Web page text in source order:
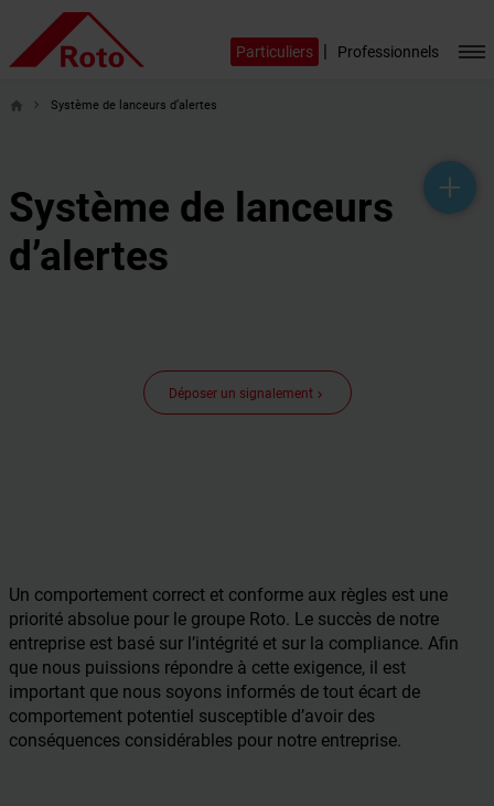
Particuliers | Professionnels
help_outline
headset_mic
mail_outline
home Système de lanceurs d’alertes
Système de lanceurs
d’alertes
Déposer un signalementkeyboard_arrow_right
Un comportement correct et conforme aux règles est une
priorité absolue pour le groupe Roto. Le succès de notre
entreprise est basé sur l’intégrité et sur la compliance. Afin
que nous puissions répondre à cette exigence, il est
important que nous soyons informés de tout écart de
comportement potentiel susceptible d’avoir des
conséquences considérables pour notre entreprise.